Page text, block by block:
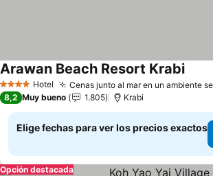
4 EstrellasHotel Cenas junto al mar en un ambiente
Arawan Beach Resort KrabiVer
8,2 Muy bueno 1.805 Krabi
Elige fechas para ver los precios exactos
Opción destacada